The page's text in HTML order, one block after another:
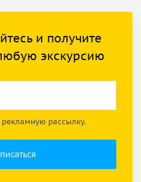
и получите
экскурсию
рекламную рассылку.